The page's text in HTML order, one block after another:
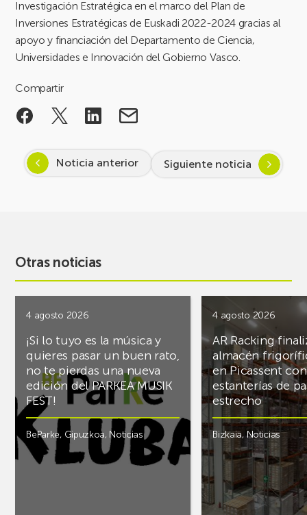
Investigación Estratégica en el marco del Plan de
Inversiones Estratégicas de Euskadi 2022-2024 gracias al
apoyo y financiación del Departamento de Ciencia,
Universidades e Innovación del Gobierno Vasco.
Compartir
Noticia anterior Siguiente noticia
Otras noticias
4 agosto 2026
¡Si lo tuyo es la música y
quieres pasar un buen rato,
no te pierdas una nueva
edición del PARKEA MUSIK
FEST!
BeParke, Gipuzkoa, Noticias
4 agosto 2026
AR Racking
almacén
en Picassent con
estanterías de
estrecho
Bizkaia,Noticias